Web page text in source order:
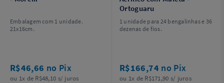
Embalagem com 1 unidade.
21x16cm.
R$46,66 no Pix
ou 1x de R$48,10 s/ juros
Ortoguaru
1 unidade para 24 bengalinhas e 36
dezenas de fios.
R$166,74 no Pix
ou 1x de R$171,90 s/ juros